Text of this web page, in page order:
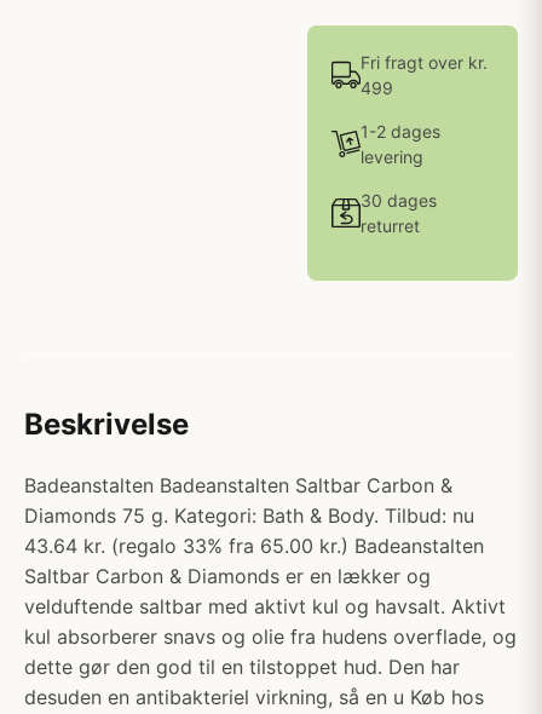
Fri fragt over kr.
499
1-2 dages
levering
30 dages
returret
Beskrivelse
Badeanstalten Badeanstalten Saltbar Carbon &
Diamonds 75 g. Kategori: Bath & Body. Tilbud: nu
43.64 kr. (regalo 33% fra 65.00 kr.) Badeanstalten
Saltbar Carbon & Diamonds er en lækker og
velduftende saltbar med aktivt kul og havsalt. Aktivt
kul absorberer snavs og olie fra hudens overflade, og
dette gør den god til en tilstoppet hud. Den har
desuden en antibakteriel virkning, så en u Køb hos